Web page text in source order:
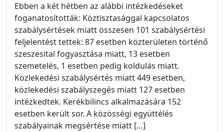
Ebben a két hétben az alábbi intézkedéseket
foganatosították: Köztisztasággal kapcsolatos
szabálysértések miatt összesen 101 szabálysértési
feljelentést tettek: 87 esetben közterületen történő
szeszesital fogyasztása miatt, 13 esetben
szemetelés, 1 esetben pedig koldulás miatt.
Közlekedési szabálysértés miatt 449 esetben,
közlekedési szabályszegés miatt 127 esetben
intézkedtek. Kerékbilincs alkalmazására 152
esetben került sor. A közösségi együttélés
szabályainak megsértése miatt […]